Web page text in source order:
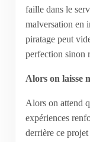
faille dans le
malversation en
piratage peut
perfection sinon
Alors on laisse
Alors on attend
expériences
derrière ce